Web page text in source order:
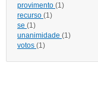
provimento (1)
recurso (1)
se (1)
unanimidade (1)
votos (1)